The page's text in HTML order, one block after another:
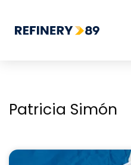
Patricia Simón